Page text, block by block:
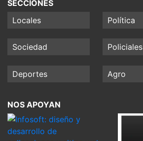
SECCIONES
Locales
Política
Sociedad Policiales
Deportes Agro
NOS APOYAN